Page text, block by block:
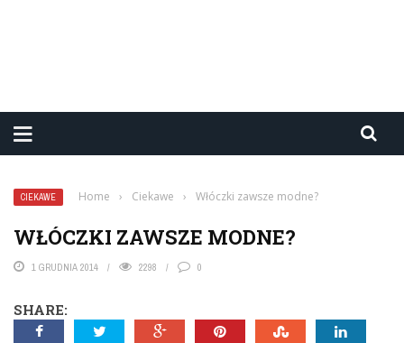
CIEKAWE Home › Ciekawe › Włóczki zawsze modne?
WŁÓCZKI ZAWSZE MODNE?
1 GRUDNIA 2014 2298 0
SHARE: